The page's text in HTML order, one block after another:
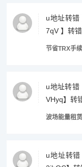
u地址转错
7qV 】转
节省TRX手
u地址转错
VHyq】转
波场能量租赁
u地址转错